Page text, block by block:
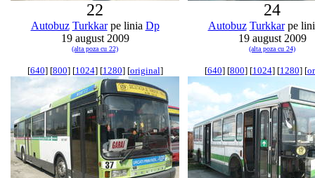
22
Autobuz Turkkarpe linia Dp
19 august 2009
(alta poza cu 22)
24
Autobuz Turkkarpe
19 august 2009
(alta poza cu 24)
[640] [800] [1024] [1280] [original] [640] [800] [1024] [1280] [